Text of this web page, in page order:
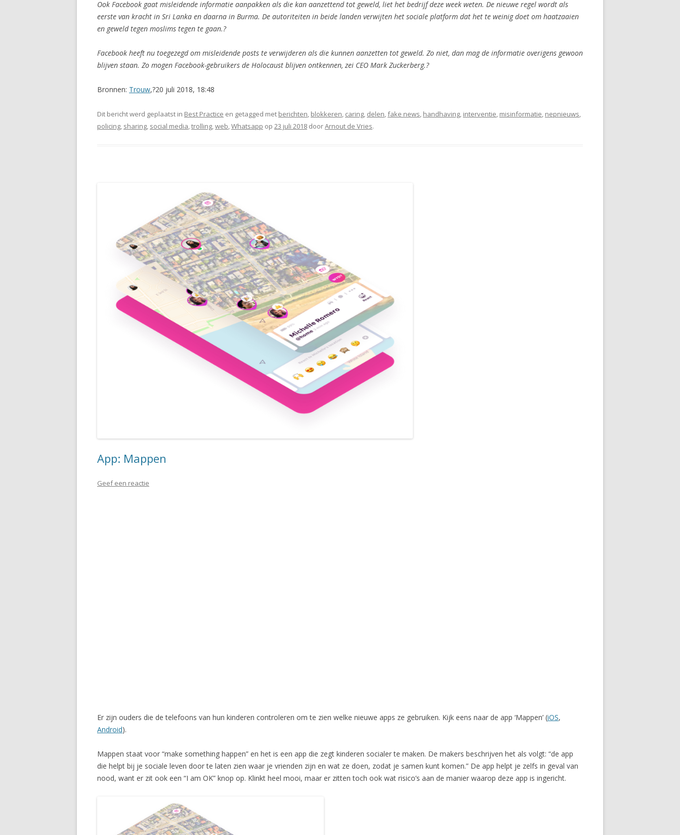
Ook Facebook gaat misleidende informatie aanpakken als die kan aanzettend tot geweld, liet het bedrijf deze week weten. De nieuwe regel wordt als
eerste van kracht in Sri Lanka en daarna in Burma. De autoriteiten in beide landen verwijten het sociale platform dat het te weinig doet om haatzaaien
en geweld tegen moslims tegen te gaan.?
Facebook heeft nu toegezegd om misleidende posts te verwijderen als die kunnen aanzetten tot geweld. Zo niet, dan mag de informatie overigens gewoon
blijven staan. Zo mogen Facebook-gebruikers de Holocaust blijven ontkennen, zei CEO Mark Zuckerberg.?
Bronnen: Trouw,?20 juli 2018, 18:48
Dit bericht werd geplaatst in Best Practice en getagged met berichten, blokkeren, caring, delen,fake news, handhaving, interventie, misinformatie, nepnieuws,
policing, sharing, social media,trolling,web,Whatsapp op 23 juli 2018 doorArnout de Vries.
App: Mappen
Geef een reactie
Er zijn ouders die de telefoons van hun kinderen controleren om te zien welke nieuwe apps ze gebruiken. Kijk eens naar de app ‘Mappen’ (iOS,
Android).
Mappen staat voor “make something happen” en het is een app die zegt kinderen socialer te maken. De makers beschrijven het als volgt: “de app
die helpt bij je sociale leven door te laten zien waar je vrienden zijn en wat ze doen, zodat je samen kunt komen.” De app helpt je zelfs in geval van
nood, want er zit ook een “I am OK” knop op. Klinkt heel mooi, maar er zitten toch ook wat risico’s aan de manier waarop deze app is ingericht.